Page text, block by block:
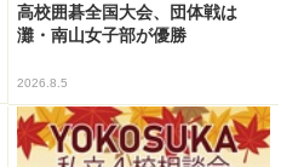
高校囲碁全国大会、団体戦は
灘・南山女子部が優勝
2026.8.5